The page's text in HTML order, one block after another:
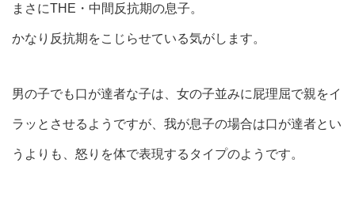
まさにTHE・中間反抗期の息子。
かなり反抗期をこじらせている気がします。
男の子でも口が達者な子は、女の子並みに屁理屈で親をイ
ラッとさせるようですが、我が息子の場合は口が達者とい
うよりも、怒りを体で表現するタイプのようです。